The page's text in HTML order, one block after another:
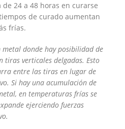
24 a 48 horas en curarse
de curado aumentan
frías.
metal donde hay posibilidad de
tiras verticales delgadas. Esto
entre las tiras en lugar de
Si hay una acumulación de
en temperaturas frías se
ejerciendo fuerzas